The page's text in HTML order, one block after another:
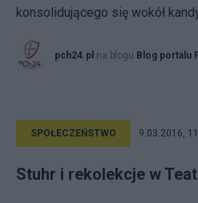
konsolidującego się wokół
pch24.pl na blogu Blog portalu
SPOŁECZEŃSTWO 9.03.2016,
Stuhr i rekolekcje w